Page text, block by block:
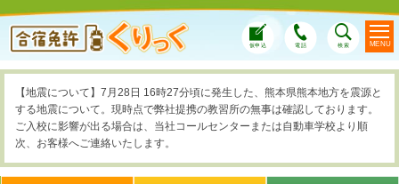
仮申込 電話 検索
【地震について】7月28日 16時27分頃に発生した、熊本県熊本地方を震源と
する地震について。現時点で弊社提携の教習所の無事は確認しております。
ご入校に影響が出る場合は、当社コールセンターまたは自動車学校より順
次、お客様へご連絡いたします。
MENU